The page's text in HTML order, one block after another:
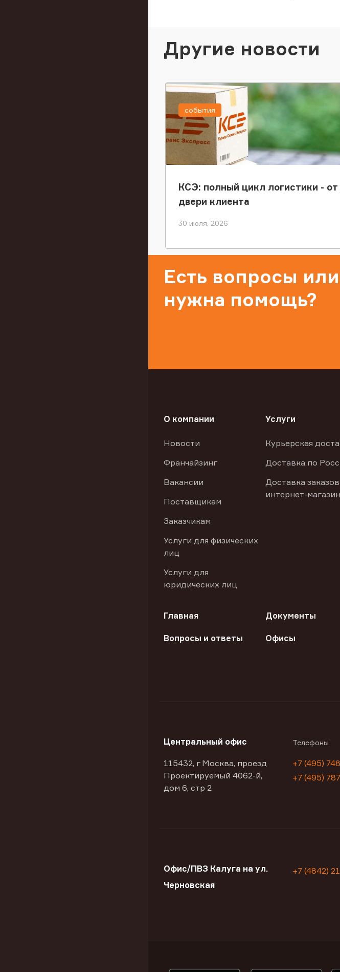
Другие новости
КСЭ: полный цикл логистики -
двери клиента
30 июля, 2026
события
Есть вопросы или
нужна помощь?
О компании
Новости
Франчайзинг
Вакансии
Поставщикам
Заказчикам
Услуги для физических
лиц
Услуги для
юридических лиц
Услуги
Курьерская
Доставка по
Доставка
интернет-
Главная Документы
Вопросы и ответы Офисы
Центральный офис
115432, г Москва, проезд
Проектируемый 4062-й,
дом 6, стр 2
Телефоны
+7 (495)
+7 (495)
Офис/ПВЗ Калуга на ул.
Черновская
+7 (4842)